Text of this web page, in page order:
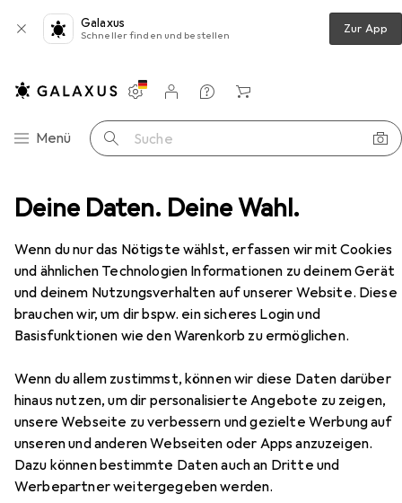
Deine Daten. Deine Wahl.
Wenn du nur das Nötigste wählst, erfassen wir mit Cookies
und ähnlichen Technologien Informationen zu deinem Gerät
und deinem Nutzungsverhalten auf unserer Website. Diese
brauchen wir, um dir bspw. ein sicheres Login und
Basisfunktionen wie den Warenkorb zu ermöglichen.
Wenn du allem zustimmst, können wir diese Daten darüber
hinaus nutzen, um dir personalisierte Angebote zu zeigen,
unsere Webseite zu verbessern und gezielte Werbung auf
unseren und anderen Webseiten oder Apps anzuzeigen.
Dazu können bestimmte Daten auch an Dritte und
Werbepartner weitergegeben werden.
Galaxus
Schneller finden und bestellen Zur App
Navigation nach Kategorien
Menü Suche
Einstellungen
Kundenkonto
Vergleichslisten
Merklisten
Warenkorb
Speicher Festplatte HPE Midline Festplatte
EUR
239,– EUR
119,50/1TB
HPE Midline Festplatte
2 TB, 3.5"
Zubehör für HPE Midline
Festplatte
Hier findest du passendes Zubehör zum Produkt HPE
Midline Festplatte aus der Kategorie
Festplattengehäuse.